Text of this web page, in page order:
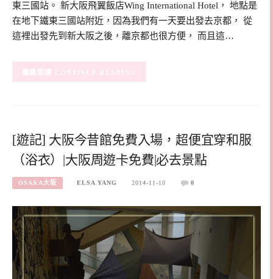
東三國站。 新大阪飛翼飯店Wing International Hotel， 地點是
在地下鐵東三國站附近，因為我們有一天要出發去京都， 從
這裡出發先到新大阪之後，離京都也很方便， 而且這…
CONTINUE READING
[遊記] 大阪今昔館免費入場，超便宜穿和服
（浴衣）|大阪周遊卡免費|必去景點
OSAKA大阪 ELSA YANG 2014-11-10 0